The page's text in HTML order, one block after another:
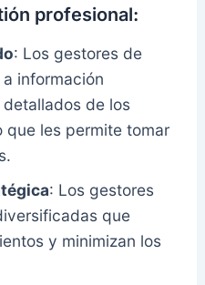
profesional:
: Los gestores de
información
de los
que les permite tomar
: Los gestores
que
y minimizan los